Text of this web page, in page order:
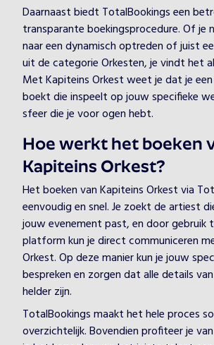
Daarnaast biedt TotalBookings een
transparante boekingsprocedure. Of je
naar een dynamisch optreden of juist
uit de categorie Orkesten, je vindt het
Met Kapiteins Orkest weet je dat je
boekt die inspeelt op jouw specifieke
sfeer die je voor ogen hebt.
Hoe werkt het boeken
Kapiteins Orkest?
Het boeken van Kapiteins Orkest via
eenvoudig en snel. Je zoekt de artiest
jouw evenement past, en door gebruik
platform kun je direct communiceren
Orkest. Op deze manier kun je jouw
bespreken en zorgen dat alle details
helder zijn.
TotalBookings maakt het hele proces
overzichtelijk. Bovendien profiteer je